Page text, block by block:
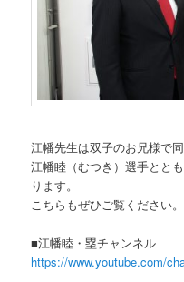
江幡先生は双子のお兄様で
江幡睦（むつき）選手とと
ります。
こちらもぜひご覧ください。
■江幡睦・塁チャンネル
https://www.youtube.com/